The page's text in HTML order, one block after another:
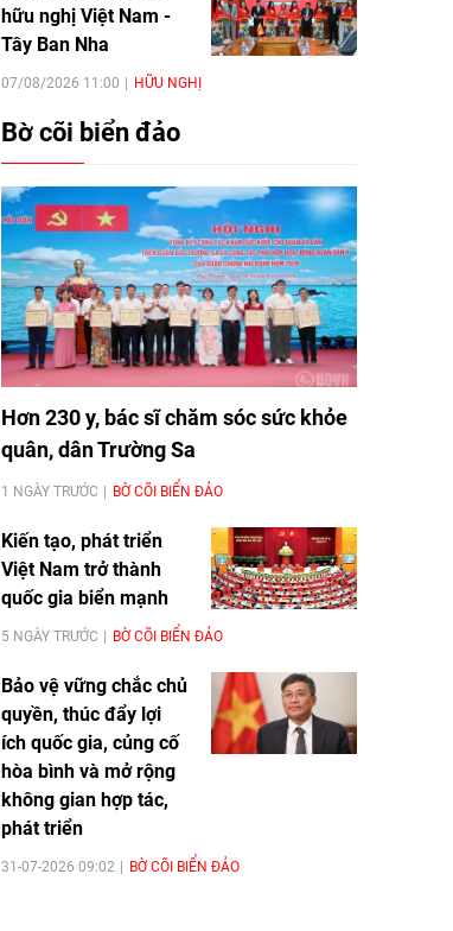
hữu nghị Việt Nam -
Tây Ban Nha
07/08/2026 11:00 HỮU NGHỊ
Bờ cõi biển đảo
Hơn 230 y, bác sĩ chăm sóc sức khỏe
quân, dân Trường Sa
1 NGÀY TRƯỚC BỜ CÕI BIỂN ĐẢO
Kiến tạo, phát triển
Việt Nam trở thành
quốc gia biển mạnh
5 NGÀY TRƯỚC BỜ CÕI BIỂN ĐẢO
Bảo vệ vững chắc chủ
quyền, thúc đẩy lợi
ích quốc gia, củng cố
hòa bình và mở rộng
không gian hợp tác,
phát triển
31-07-2026 09:02 BỜ CÕI BIỂN ĐẢO